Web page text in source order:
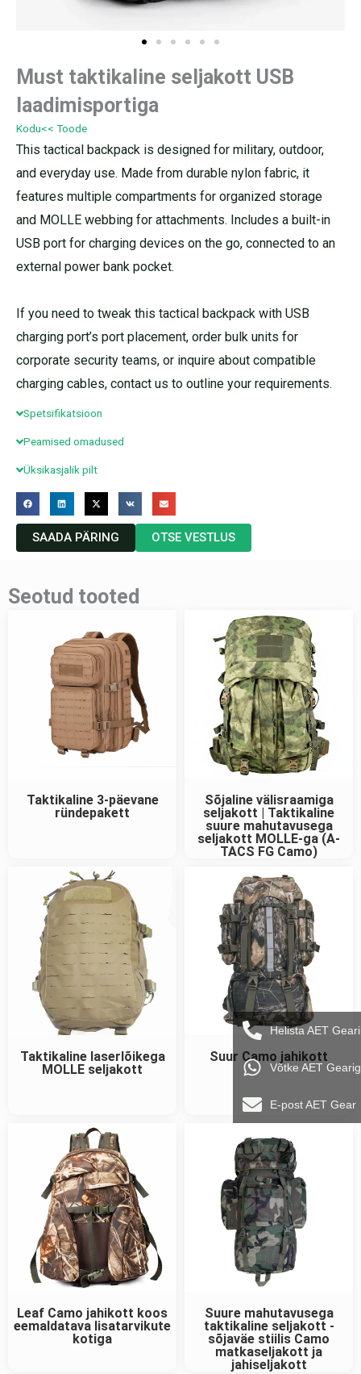
Must taktikaline seljakott USB
laadimisportiga
Kodu<< Toode
This tactical backpack is designed for military, outdoor,
and everyday use. Made from durable nylon fabric, it
features multiple compartments for organized storage
and MOLLE webbing for attachments. Includes a built-in
USB port for charging devices on the go, connected to an
external power bank pocket.
If you need to tweak this tactical backpack with USB
charging port’s port placement, order bulk units for
corporate security teams, or inquire about compatible
charging cables, contact us to outline your requirements.
Spetsifikatsioon
Peamised omadused
Üksikasjalik pilt
SAADA PÄRING OTSE VESTLUS
Seotud tooted
Taktikaline 3-päevane
ründepakett
Sõjaline välisraamiga
seljakott | Taktikaline
suure mahutavusega
seljakott MOLLE-ga (A-
TACS FG Camo)
Taktikaline laserlõikega
MOLLE seljakott
Suur Camo jahikott
Leaf Camo jahikott koos
eemaldatava lisatarvikute
kotiga
Suure mahutavusega
taktikaline seljakott -
sõjaväe stiilis Camo
matkaseljakott ja
jahiseljakott
Helista AET
Võtke AET
E-post AET Gear